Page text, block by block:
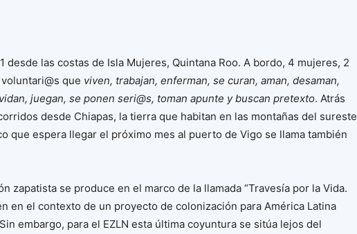
desde las costas de Isla Mujeres, Quintana Roo. A bordo, 4 mujeres, 2
que viven, trabajan, enferman, se curan, aman, desaman,
juegan, se ponen seri@s, toman apunte y buscan pretexto. Atrás
desde Chiapas, la tierra que habitan en las montañas del sureste
que espera llegar el próximo mes al puerto de Vigo se llama también
zapatista se produce en el marco de la llamada “Travesía por la Vida.
en el contexto de un proyecto de colonización para América Latina
embargo, para el EZLN esta última coyuntura se sitúa lejos del